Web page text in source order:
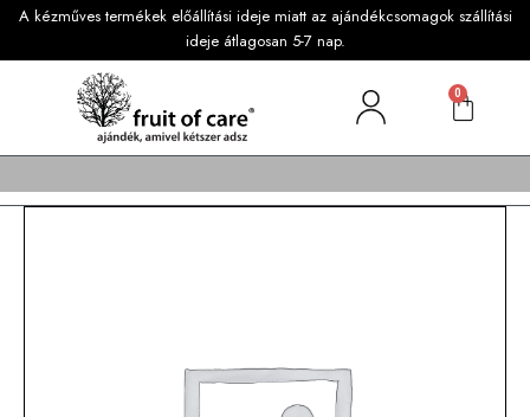
A kézműves termékek előállítási ideje miatt az ajándékcsomagok szállítási
ideje átlagosan 5-7 nap.
0